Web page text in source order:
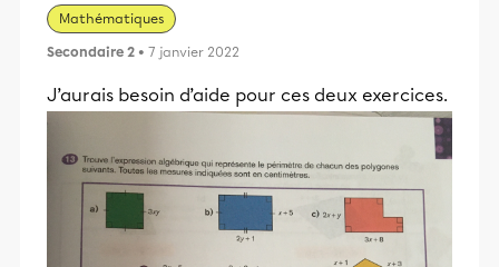
Mathématiques
Secondaire 2 • 7 janvier 2022
J’aurais besoin d’aide pour ces deux exercices.